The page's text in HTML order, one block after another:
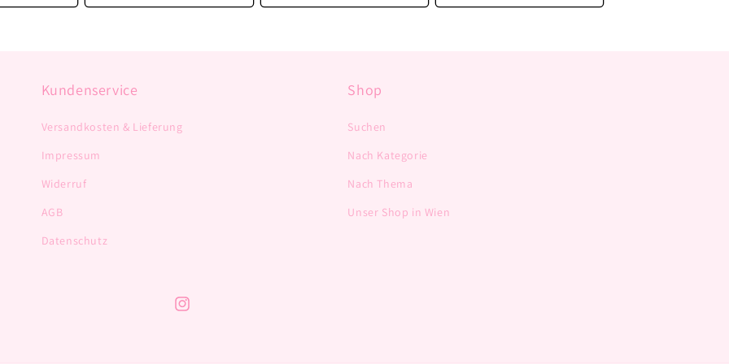
Kundenservice
Versandkosten & Lieferung
Impressum
Widerruf
AGB
Datenschutz
Shop
Suchen
Nach Kategorie
Nach Thema
Unser Shop in Wien
Instagram